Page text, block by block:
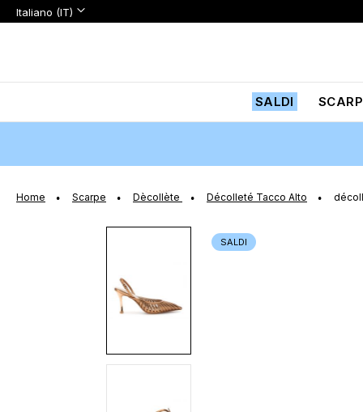
Lingua
Lingua:
Italiano (IT)
SALDI
Home Scarpe Dècollète Décolleté Tacco Alto
della
galleria
immagini
SALDI